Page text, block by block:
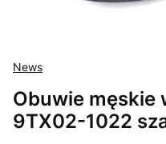
News
Obuwie męskie
9TX02-1022